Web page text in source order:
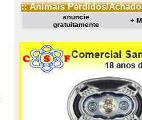
:: Animais Perdidos/
anuncie
gratuitamente
+